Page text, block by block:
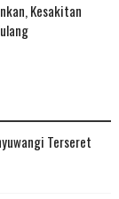
Kesakitan
Terseret